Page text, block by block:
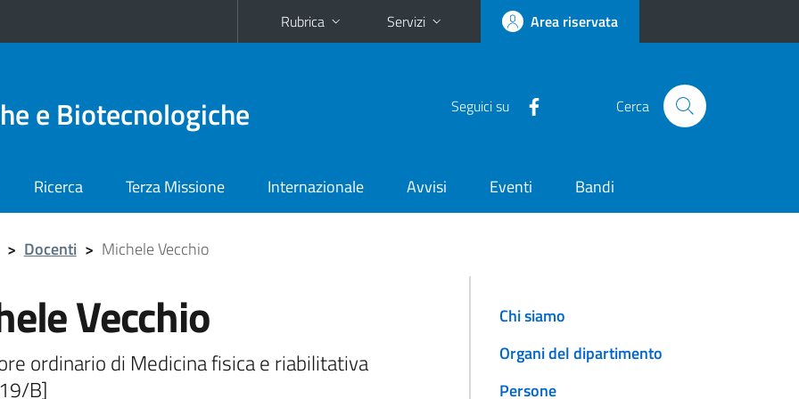
Rubrica Servizi Area riservata
e Biotecnologiche Seguici su Cerca
Ricerca Terza Missione Internazionale Avvisi Eventi Bandi
> Docenti > Michele Vecchio
Vecchio
ordinario di Medicina fisica e riabilitativa
B]
Chi siamo
Organi del dipartimento
Persone